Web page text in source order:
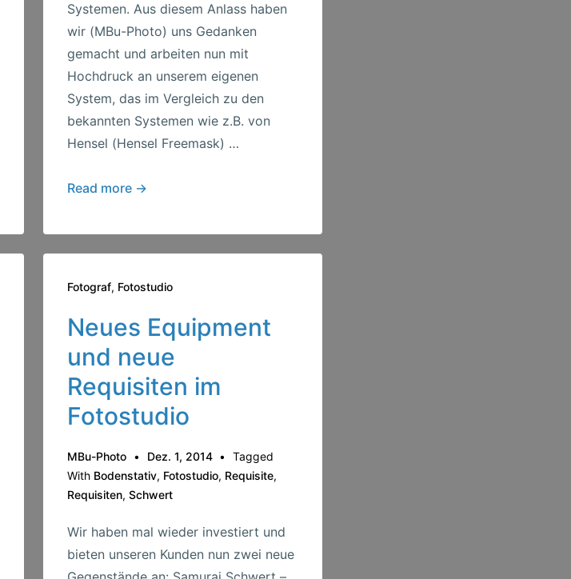
Systemen. Aus diesem Anlass haben
wir (MBu-Photo) uns Gedanken
gemacht und arbeiten nun mit
Hochdruck an unserem eigenen
System, das im Vergleich zu den
bekannten Systemen wie z.B. von
Hensel (Hensel Freemask) …
FreeMask-
von
MBu-
Sequencer)
Read more →
Fotograf, Fotostudio
Neues Equipment
und neue
Requisiten im
Fotostudio
MBu-Photo Dez. 1, 2014
Tagged
With Bodenstativ, Fotostudio, Requisite,
Requisiten, Schwert
Wir haben mal wieder investiert und
bieten unseren Kunden nun zwei neue